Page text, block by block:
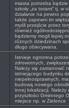
miasta potrzeba będzie
szkoły „za torami” tj. w
działanie na pewno
także zapewni im
myśli przejście przez
również
będziemy mogli lepiej
różnych dziedzinach
długo obiecywana.
Istnieje ogromna
zdrowotnych,
Należy się zastanowić
istniejącego budynku
niepełnosprawnych,
budową nowego
innej lokalizacji. Należy
przyszłości Gminnego
miejsce np. w Zielonce